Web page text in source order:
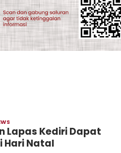
Hadi
Lapas Kediri Dapat
Hari Natal